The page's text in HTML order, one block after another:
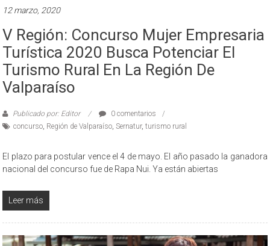
12 marzo, 2020
V Región: Concurso Mujer Empresaria
Turística 2020 Busca Potenciar El
Turismo Rural En La Región De
Valparaíso
Publicado por: Editor
0 comentarios
concurso, Región de Valparaíso,Sernatur,turismo rural
El plazo para postular vence el 4 de mayo. El año pasado la ganadora
nacional del concurso fue de Rapa Nui. Ya están abiertas
Leer más